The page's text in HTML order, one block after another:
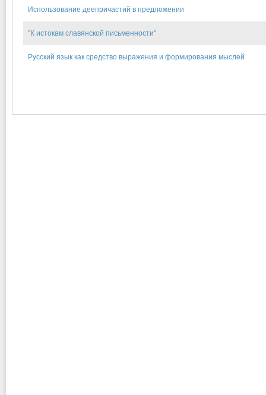
Использование деепричастий в предложении
"К истокам славянской письменности"
Русский язык как средство выражения и формирования мыслей